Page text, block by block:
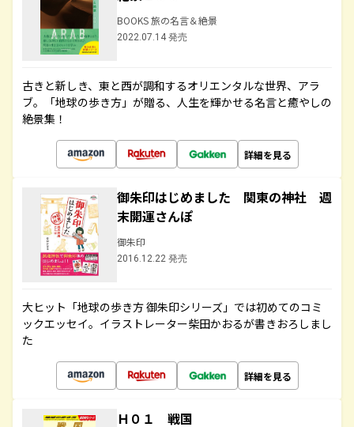
BOOKS 旅の名言＆絶景
2022.07.14 発売
古きと新しき、東と西が調和するオリエンタルな世界、アラ
ブ。「地球の歩き方」が贈る、人生を輝かせる名言と癒やしの
絶景集！
詳細を見る
御朱印はじめました 関東の神社 週
末開運さんぽ
御朱印
2016.12.22 発売
大ヒット「地球の歩き方 御朱印シリーズ」では初めてのコミ
ックエッセイ。イラストレーター柴田かおるが書きおろしまし
た
詳細を見る
Ｈ０１ 戦国